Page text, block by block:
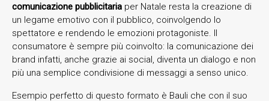
comunicazione pubblicitaria per Natale resta la creazione di
un legame emotivo con il pubblico, coinvolgendo lo
spettatore e rendendo le emozioni protagoniste. Il
consumatore è sempre più coinvolto: la comunicazione dei
brand infatti, anche grazie ai social, diventa un dialogo e non
più una semplice condivisione di messaggi a senso unico.
Esempio perfetto di questo formato è Bauli che con il suo